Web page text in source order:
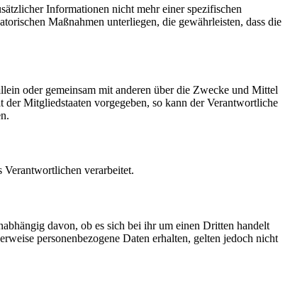
Informationen nicht mehr einer spezifischen
Maßnahmen unterliegen, die gewährleisten, dass die
oder gemeinsam mit anderen über die Zwecke und Mittel
Mitgliedstaaten vorgegeben, so kann der Verantwortliche
Verantwortlichen verarbeitet.
davon, ob es sich bei ihr um einen Dritten handelt
personenbezogene Daten erhalten, gelten jedoch nicht